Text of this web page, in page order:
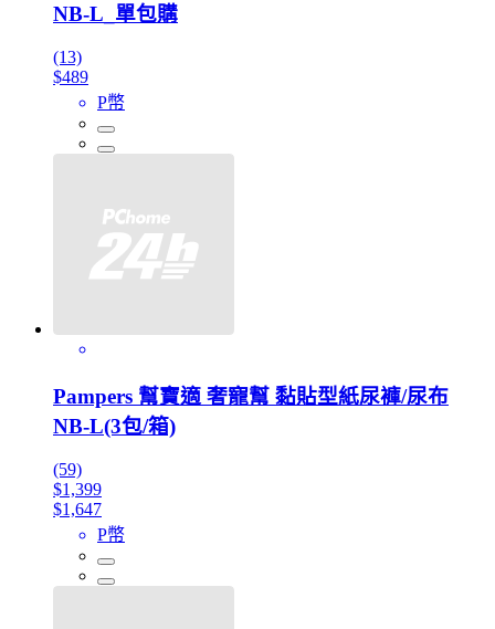
NB-L_單包購
(13)
$489
P幣
Pampers 幫寶適 奢寵幫 黏貼型紙尿褲/尿布
NB-L(3包/箱)
(59)
$1,399
$1,647
P幣